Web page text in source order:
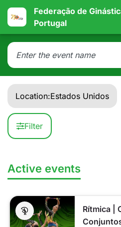
Federação de
Portugal
Location:Estados Unidos
Filter
Active events
Rítmica |